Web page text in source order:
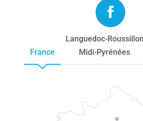
France
Languedoc-Roussillon
Midi-Pyrénées